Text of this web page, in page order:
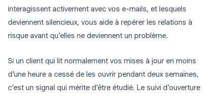
interagissent activement avec vos e-mails, et lesquels
deviennent silencieux, vous aide à repérer les relations à
risque avant qu’elles ne deviennent un problème.
Si un client qui lit normalement vos mises à jour en moins
d’une heure a cessé de les ouvrir pendant deux semaines,
c’est un signal qui mérite d’être étudié. Le suivi d’ouverture